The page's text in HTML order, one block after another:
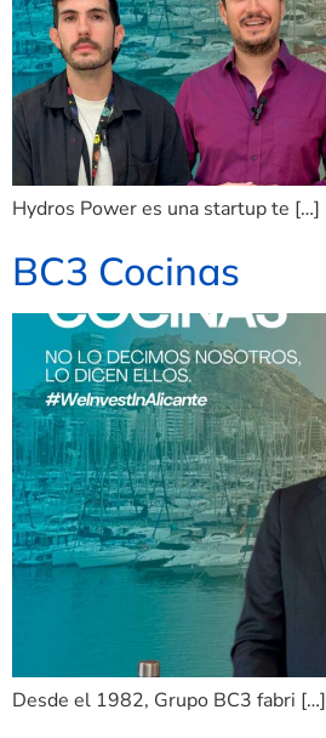
Hydros Power es una startup te […]
BC3 Cocinas
Desde el 1982, Grupo BC3 fabri […]